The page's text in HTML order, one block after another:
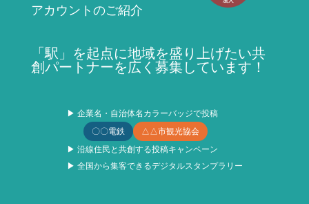
アカウントのご紹介
「駅」を起点に地域を盛り上げたい共
創パートナーを広く募集しています！
▶ 企業名・自治体名カラーバッジで投稿
〇〇電鉄
△△市観光協会
▶ 沿線住民と共創する投稿キャンペーン
▶ 全国から集客できるデジタルスタンプラリー